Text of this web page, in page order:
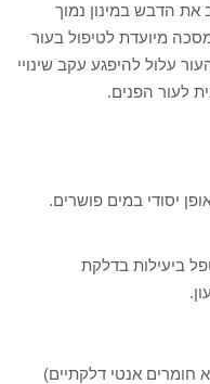
את הדבש במינון נמוך
מיועדת לטיפול בעור
עלול להיפגע עקב שינויי
לעור הפנים.
ביעילות בדלקת
חומרים אנטי דלקתיים)